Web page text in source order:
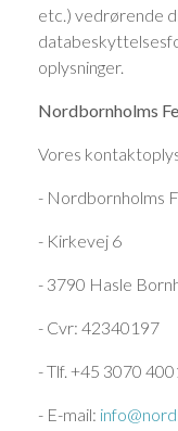
etc.) vedrørende
oplysninger.
Nordbornholms
Vores
- Nordbornholms
- Kirkevej 6
- 3790 Hasle
- Cvr: 42340197
- Tlf. +45 3070
- E-mail: